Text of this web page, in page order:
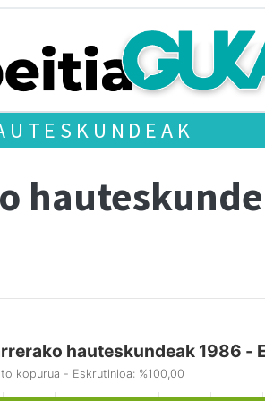
hauteskundeak 1986 -
kopurua - Eskrutinioa: %100,00